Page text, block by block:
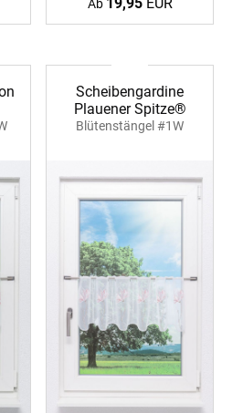
Ab
Scheibengardine
Plauener Spitze®
Blütenstängel #1W